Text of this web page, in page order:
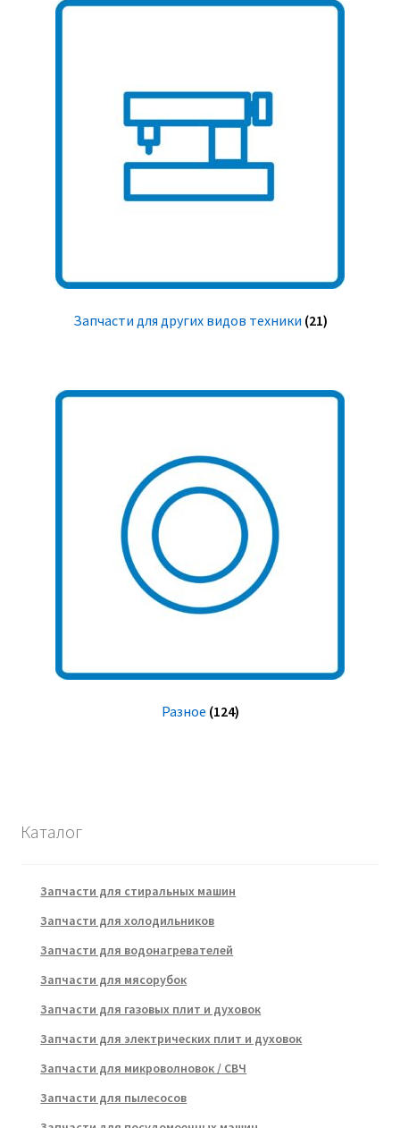
Запчасти для других видов техники (21)
Разное (124)
Каталог
Запчасти для стиральных машин
Запчасти для холодильников
Запчасти для водонагревателей
Запчасти для мясорубок
Запчасти для газовых плит и духовок
Запчасти для электрических плит и духовок
Запчасти для микроволновок / СВЧ
Запчасти для пылесосов